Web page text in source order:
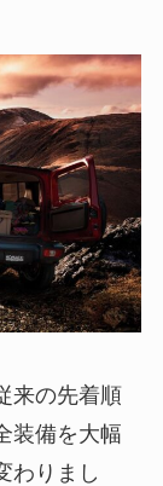
来の先着順
装備を大幅
わりまし